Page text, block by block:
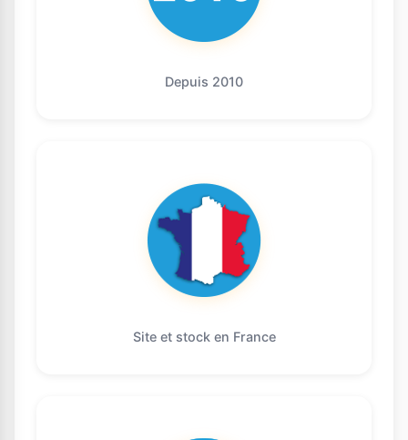
Depuis 2010
Site et stock en France